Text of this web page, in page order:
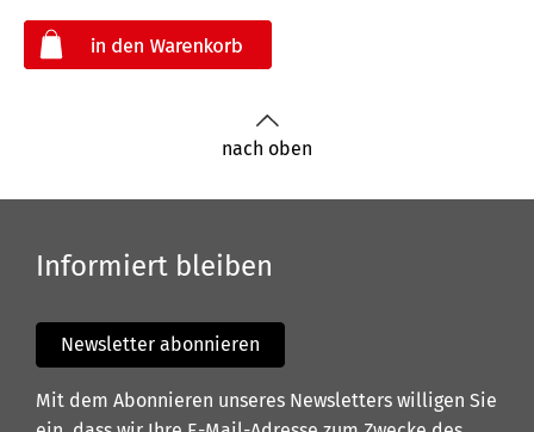
nach oben
Informiert bleiben
Newsletter abonnieren
Mit dem Abonnieren unseres Newsletters willigen Sie